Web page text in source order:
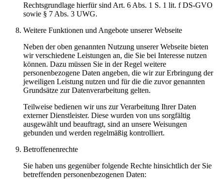
Rechtsgrundlage hierfür sind Art. 6 Abs. 1 S. 1 lit. f DS-GVO
sowie § 7 Abs. 3 UWG.
Weitere Funktionen und Angebote unserer Webseite
Neben der oben genannten Nutzung unserer Webseite bieten
wir verschiedene Leistungen an, die Sie bei Interesse nutzen
können. Dazu müssen Sie in der Regel weitere
personenbezogene Daten angeben, die wir zur Erbringung der
jeweiligen Leistung nutzen und für die die zuvor genannten
Grundsätze zur Datenverarbeitung gelten.
Teilweise bedienen wir uns zur Verarbeitung Ihrer Daten
externer Dienstleister. Diese wurden von uns sorgfältig
ausgewählt und beauftragt, sind an unsere Weisungen
gebunden und werden regelmäßig kontrolliert.
Betroffenenrechte
Sie haben uns gegenüber folgende Rechte hinsichtlich der Sie
betreffenden personenbezogenen Daten: